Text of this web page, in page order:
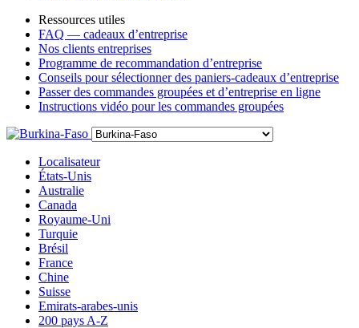
Ressources utiles
FAQ — cadeaux d’entreprise
Nos clients entreprises
Programme de recommandation d’entreprise
Conseils pour sélectionner des paniers-cadeaux d’entreprise
Passer des commandes groupées et d’entreprise en ligne
Instructions vidéo pour les commandes groupées
Localisateur
États-Unis
Australie
Canada
Royaume-Uni
Turquie
Brésil
France
Chine
Suisse
Emirats-arabes-unis
200 pays A-Z